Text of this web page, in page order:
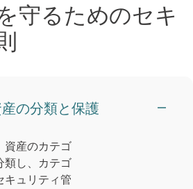
守るためのセキ
の分類と保護
資産のカテゴ
類し、カテゴ
キュリティ管